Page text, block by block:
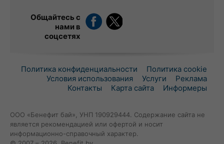
Общайтесь с
нами в
соцсетях
Политика конфиденциальности
Политика cookie
Условия использования
Услуги
Реклама
Контакты
Карта сайта Информеры
ООО «Бенефит бай», УНП 190929444. Содержание сайта не
является рекомендацией или офертой и носит
информационно-справочный характер.